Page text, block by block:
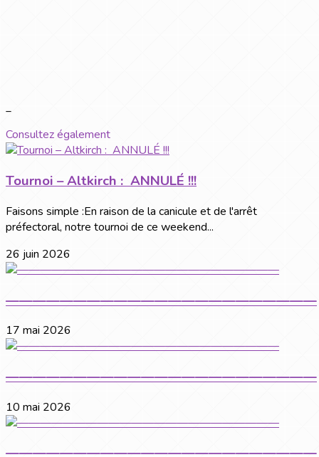
_
Consultez également
Tournoi – Altkirch : ANNULÉ !!!
Faisons simple :En raison de la canicule et de l'arrêt
préfectoral, notre tournoi de ce weekend...
26 juin 2026
———————————————————————
17 mai 2026
———————————————————————
10 mai 2026
———————————————————————